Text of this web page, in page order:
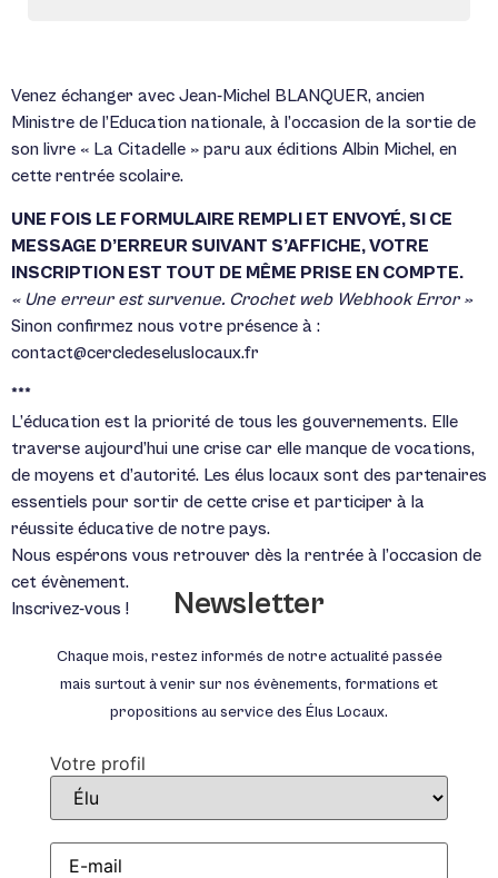
Venez échanger avec Jean-Michel BLANQUER, ancien
Ministre de l’Education nationale, à l’occasion de la sortie de
son livre « La Citadelle » paru aux éditions Albin Michel, en
cette rentrée scolaire.
UNE FOIS LE FORMULAIRE REMPLI ET ENVOYÉ, SI CE
MESSAGE D’ERREUR SUIVANT S’AFFICHE, VOTRE
INSCRIPTION EST TOUT DE MÊME PRISE EN COMPTE.
« Une erreur est survenue. Crochet web Webhook Error »
Sinon confirmez nous votre présence à :
contact@cercledeseluslocaux.fr
***
L’éducation est la priorité de tous les gouvernements. Elle
traverse aujourd’hui une crise car elle manque de vocations,
de moyens et d’autorité. Les élus locaux sont des partenaires
essentiels pour sortir de cette crise et participer à la
réussite éducative de notre pays.
Nous espérons vous retrouver dès la rentrée à l’occasion de
cet évènement.
Inscrivez-vous !
Newsletter
Chaque mois, restez informés de notre actualité passée
mais surtout à venir sur nos évènements, formations et
propositions au service des Élus Locaux.
Votre profil
E-
mail*